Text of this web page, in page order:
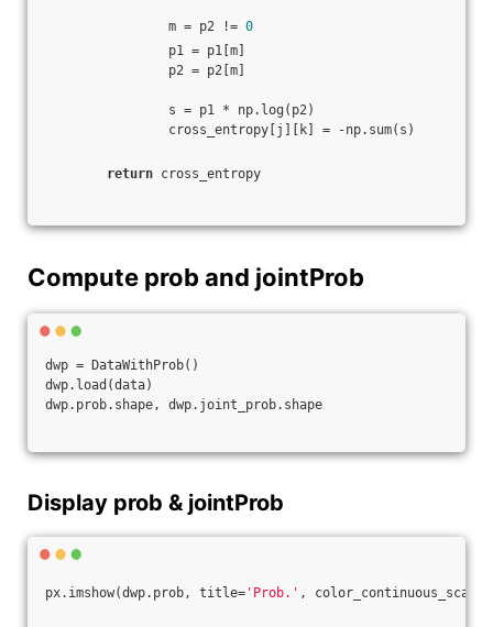
m = p2 != 0
p1 = p1[m]
p2 = p2[m]
s = p1 * np.log(p2)
cross_entropy[j][k] = -np.sum(s)
return cross_entropy
Compute prob and jointProb
dwp = DataWithProb()
dwp.load(data)
dwp.prob.shape, dwp.joint_prob.shape
Display prob & jointProb
px.imshow(dwp.prob, title= 'Prob.' , color_continuous_scale=